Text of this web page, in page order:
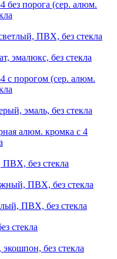
порога (сер. алюм.
ПВХ, без стекла
эмалюкс, без стекла
с порогом (сер. алюм.
эмаль, без стекла
алюм. кромка с 4
без стекла
ПВХ, без стекла
ПВХ, без стекла
стекла
без стекла